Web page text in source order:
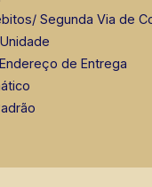
Segunda Via de
de Entrega